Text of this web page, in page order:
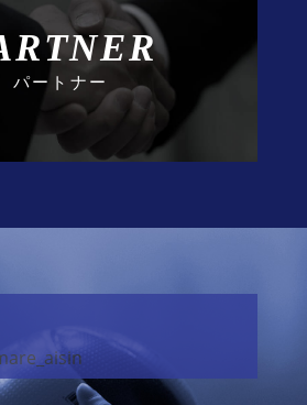
パートナー